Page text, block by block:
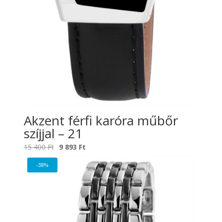
Akzent férfi karóra műbőr
szíjjal – 21
15 400Ft Original
price
was:
9 893 Ft
is:
9
893 Ft.
-38%